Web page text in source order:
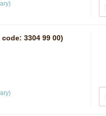
3304 99 00)